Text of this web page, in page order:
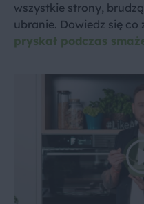
wszystkie strony,
ubranie. Dowiedz się co
pryskał podczas